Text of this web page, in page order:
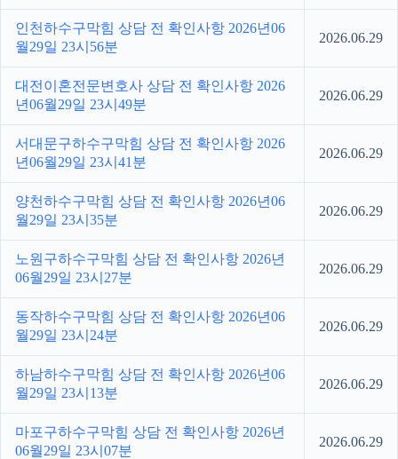
인천하수구막힘 상담 전 확인사항 2026년06
월29일 23시56분
2026.06.29
대전이혼전문변호사 상담 전 확인사항 2026
년06월29일 23시49분
2026.06.29
서대문구하수구막힘 상담 전 확인사항 2026
년06월29일 23시41분
2026.06.29
양천하수구막힘 상담 전 확인사항 2026년06
월29일 23시35분
2026.06.29
노원구하수구막힘 상담 전 확인사항 2026년
06월29일 23시27분
2026.06.29
동작하수구막힘 상담 전 확인사항 2026년06
월29일 23시24분
2026.06.29
하남하수구막힘 상담 전 확인사항 2026년06
월29일 23시13분
2026.06.29
마포구하수구막힘 상담 전 확인사항 2026년
06월29일 23시07분
2026.06.29